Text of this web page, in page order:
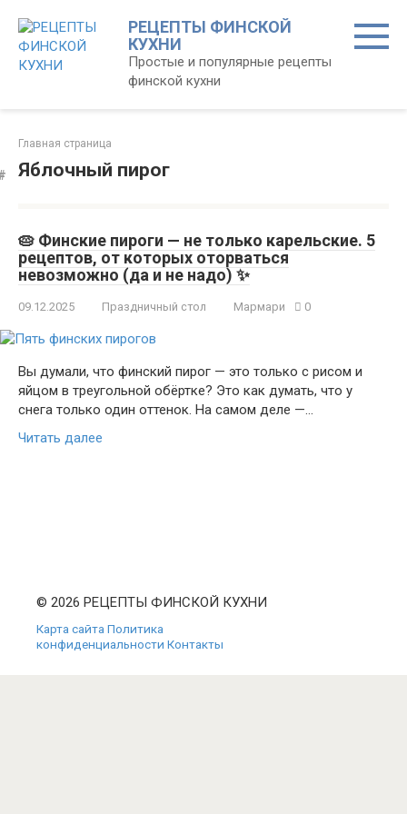
контенту
РЕЦЕПТЫ ФИНСКОЙ
КУХНИ
Простые и популярные рецепты
финской кухни
Главная страница
Яблочный пирог
🥧 Финские пироги — не только карельские. 5
рецептов, от которых оторваться
невозможно (да и не надо) ✨
09.12.2025 Праздничный стол Мармари 0
Вы думали, что финский пирог — это только с рисом и
яйцом в треугольной обёртке? Это как думать, что у
снега только один оттенок. На самом деле —…
Читать далее
© 2026 РЕЦЕПТЫ ФИНСКОЙ КУХНИ
Карта сайта Политика
конфиденциальности Контакты